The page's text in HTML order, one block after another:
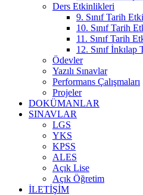
Ders Etkinlikleri
9. Sınıf Tarih
10. Sınıf Tarih
11. Sınıf Tarih
12. Sınıf
Ödevler
Yazılı Sınavlar
Performans Çalışmaları
Projeler
DOKÜMANLAR
SINAVLAR
LGS
YKS
KPSS
ALES
Açık Lise
Açık Öğretim
İLETIŞIM